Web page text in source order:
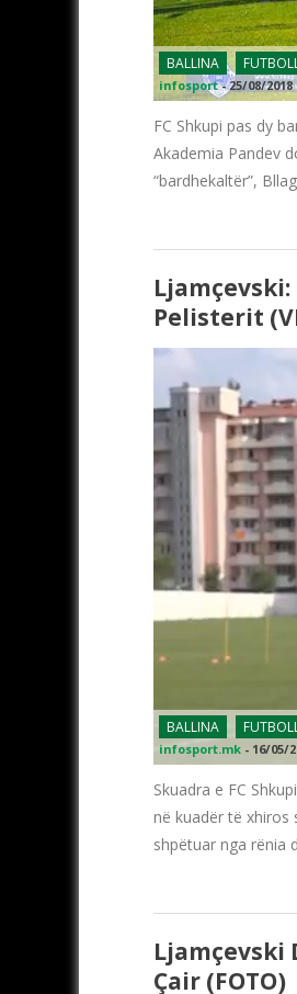
BALLINA
infosport -25/08/2018
FC Shkupi pas dy
Akademia Pandev
“bardhekaltër”,
Pelisterit
BALLINA
infosport.mk - 16/05/
Skuadra e FC
në kuadër të xhiros
shpëtuar nga rënia
Ljamçevski
Çair (FOTO)